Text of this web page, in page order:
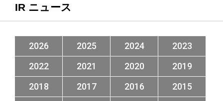
IR ニュース
2026 2025 2024
2023
2022
2021 2020
2019
2018
2017 2016
2015